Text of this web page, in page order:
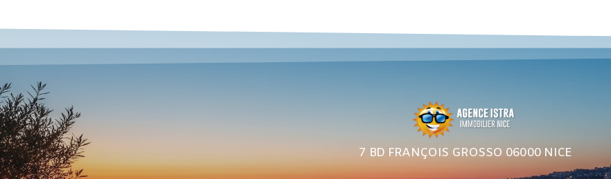
7 BD FRANÇOIS GROSSO 06000 NICE